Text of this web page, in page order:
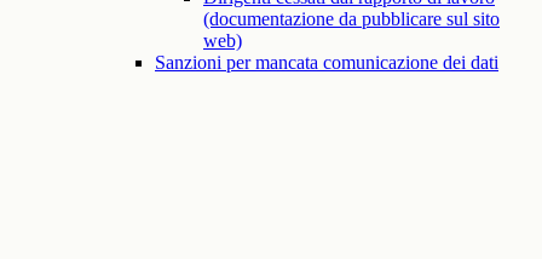
(documentazione da pubblicare sul sito
web)
Sanzioni per mancata comunicazione dei dati